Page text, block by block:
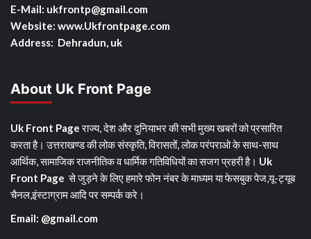
E-Mail: ukfrontp@gmail.com
Website: www.Ukfrontpage.com
Address: Dehradun, uk
About Uk Front Page
Uk Front Pageराज्य, देश और दुनियाभर की सभी मुख्य खबरों को प्रसारित
करता है। उत्तराखण्ड की लोक संस्कृति, विरासतों, लोक परंपराओ के साथ-साथ
आर्थिक, सामाजिक राजनीतिक व धार्मिक गतिविधियों का सजग प्रहरी है। Uk
Front Page से जुड़ने के लिए हमारे फोन नंबर के माध्यम या फेसबुक पेज,यू-ट्यूब
चैनल,इंस्टाग्राम आदि पर सम्पर्क करे।
Email: @gmail.com